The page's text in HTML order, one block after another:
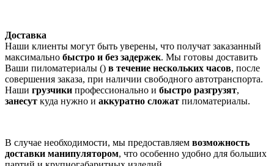
Доставка
Наши клиенты могут быть уверены, что получат заказанный
максимально быстро и без задержек. Мы готовы доставить
Ваши пиломатериалы () в течение нескольких часов, после
совершения заказа, при наличии свободного автотранспорта.
Наши грузчики профессионально и быстро разгрузят,
занесут куда нужно и аккуратно сложат пиломатериалы.
В случае необходимости, мы предоставляем возможность
доставки манипулятором, что особенно удобно для больших